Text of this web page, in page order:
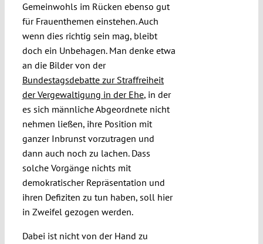
Gemeinwohls im Rücken ebenso gut
für Frauenthemen einstehen. Auch
wenn dies richtig sein mag, bleibt
doch ein Unbehagen. Man denke etwa
an die Bilder von der
Bundestagsdebatte zur Straffreiheit
der Vergewaltigung in der Ehe, in der
es sich männliche Abgeordnete nicht
nehmen ließen, ihre Position mit
ganzer Inbrunst vorzutragen und
dann auch noch zu lachen. Dass
solche Vorgänge nichts mit
demokratischer Repräsentation und
ihren Defiziten zu tun haben, soll hier
in Zweifel gezogen werden.
Dabei ist nicht von der Hand zu